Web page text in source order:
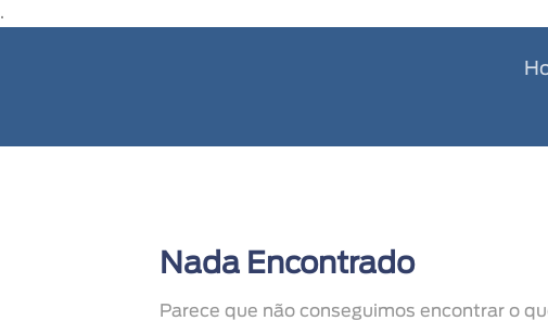
.
Nada Encontrado
Parece que não conseguimos encontrar o